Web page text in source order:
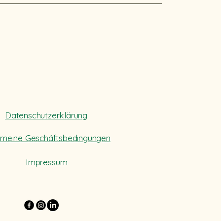
Datenschutzerklärung
Geschäftsbedingungen
Impressum